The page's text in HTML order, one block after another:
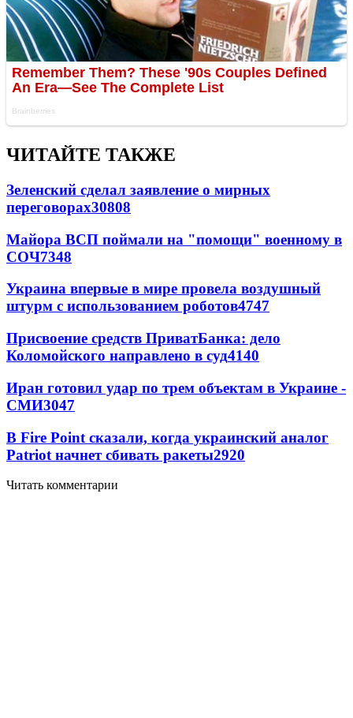
ЧИТАЙТЕ ТАКЖЕ
Зеленский сделал заявление о мирных
переговорах30808
Майора ВСП поймали на "помощи" военному в
СОЧ7348
Украина впервые в мире провела воздушный
штурм с использованием роботов4747
Присвоение средств ПриватБанка: дело
Коломойского направлено в суд4140
Иран готовил удар по трем объектам в Украине -
СМИ3047
В Fire Point сказали, когда украинский аналог
Patriot начнет сбивать ракеты2920
Читать комментарии